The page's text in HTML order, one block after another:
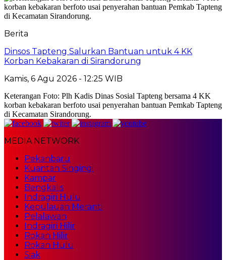
Berita
Dinsos Tapteng Salurkan Bantuan untuk 4 KK
Korban Kebakaran di Sirandorung
Kamis, 6 Agu 2026 - 12:25 WIB
Keterangan Foto: Plh Kadis Dinas Sosial Tapteng bersama 4 KK
korban kebakaran berfoto usai penyerahan bantuan Pemkab Tapteng
di Kecamatan Sirandorung.
MEDIA NETWORK
Pekanbaru
Kuantan Singingi
Kampar
Bengkalis
Indragiri Hulu
Kepulauan Meranti
Pelalawan
Indragiri Hilir
Rokan Hilir
Rokan Hulu
Siak